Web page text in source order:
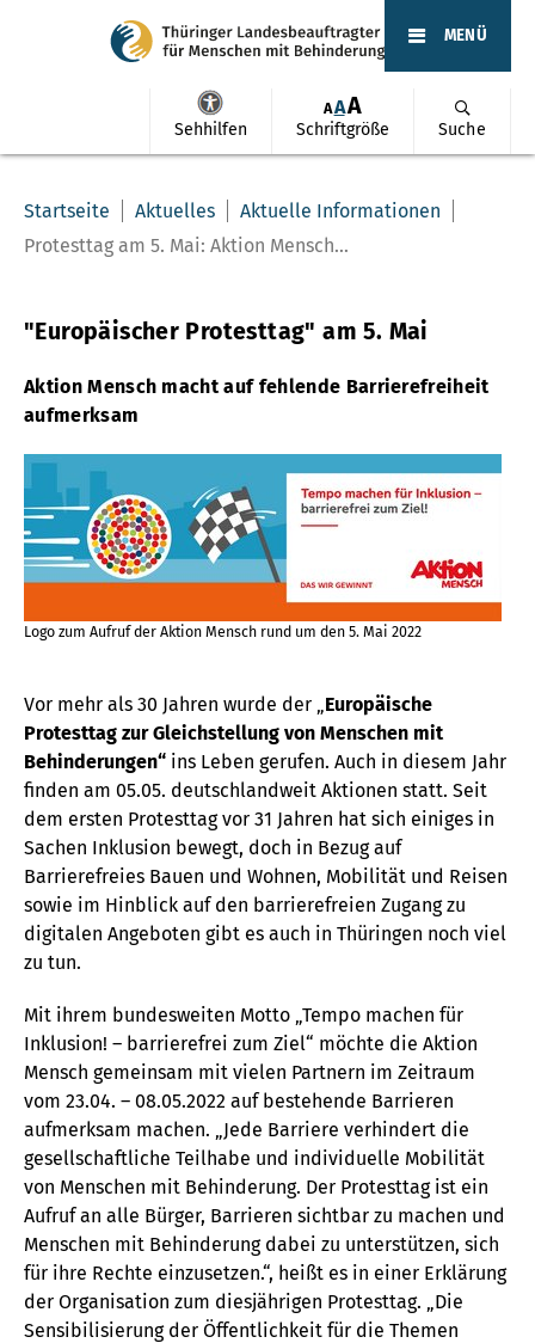
Sehhilfen
AAA
Schriftgröße Suche
MENÜ
Startseite Aktuelles
Aktuelle Informationen
Protesttag am 5. Mai: Aktion Mensch...
"Europäischer Protesttag" am 5. Mai
Aktion Mensch macht auf fehlende Barrierefreiheit
aufmerksam
Logo zum Aufruf der Aktion Mensch rund um den 5. Mai 2022
Vor mehr als 30 Jahren wurde der „Europäische
Protesttag zur Gleichstellung von Menschen mit
Behinderungen“ ins Leben gerufen. Auch in diesem Jahr
finden am 05.05. deutschlandweit Aktionen statt. Seit
dem ersten Protesttag vor 31 Jahren hat sich einiges in
Sachen Inklusion bewegt, doch in Bezug auf
Barrierefreies Bauen und Wohnen, Mobilität und Reisen
sowie im Hinblick auf den barrierefreien Zugang zu
digitalen Angeboten gibt es auch in Thüringen noch viel
zu tun.
Mit ihrem bundesweiten Motto „Tempo machen für
Inklusion! – barrierefrei zum Ziel“ möchte die Aktion
Mensch gemeinsam mit vielen Partnern im Zeitraum
vom 23.04. – 08.05.2022 auf bestehende Barrieren
aufmerksam machen. „Jede Barriere verhindert die
gesellschaftliche Teilhabe und individuelle Mobilität
von Menschen mit Behinderung. Der Protesttag ist ein
Aufruf an alle Bürger, Barrieren sichtbar zu machen und
Menschen mit Behinderung dabei zu unterstützen, sich
für ihre Rechte einzusetzen.“, heißt es in einer Erklärung
der Organisation zum diesjährigen Protesttag. „Die
Sensibilisierung der Öffentlichkeit für die Themen